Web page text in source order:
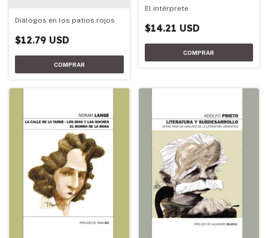
Diálogos en los patios rojos
$12.79 USD
El intérprete
$14.21 USD